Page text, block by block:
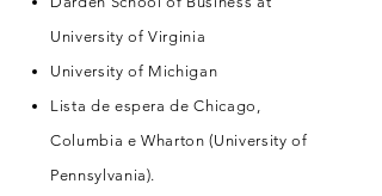
University of Virginia
University of Michigan
Lista de espera de Chicago,
Columbia e Wharton (University of
Pennsylvania).